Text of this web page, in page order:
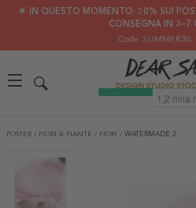
🌟 IN QUESTO MOMENTO: 30% SUI
CONSEGNA IN 2–7
Code: SUMMER30,
POSTER / FIORI & PIANTE / FIORI / WATERMADE 2